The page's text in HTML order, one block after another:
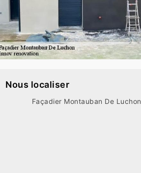
Nous localiser
Façadier Montauban De Luchon